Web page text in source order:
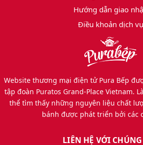
Hướng dẫn giao
Điều khoản dịch vụ
Website thương mại điện tử Pura Bếp
tập đoàn Puratos Grand-Place Vietnam.
thể tìm thấy những nguyên liệu chất
bánh được phát triển bởi các
LIÊN HỆ VỚI